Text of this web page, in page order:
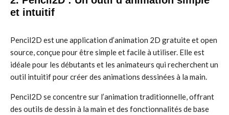
et intuitif
Pencil2D est une application d’animation 2D gratuite et open
source, conçue pour être simple et facile à utiliser. Elle est
idéale pour les débutants et les animateurs qui recherchent un
outil intuitif pour créer des animations dessinées à la main.
Pencil2D se concentre sur l’animation traditionnelle, offrant
des outils de dessin à la main et des fonctionnalités de base